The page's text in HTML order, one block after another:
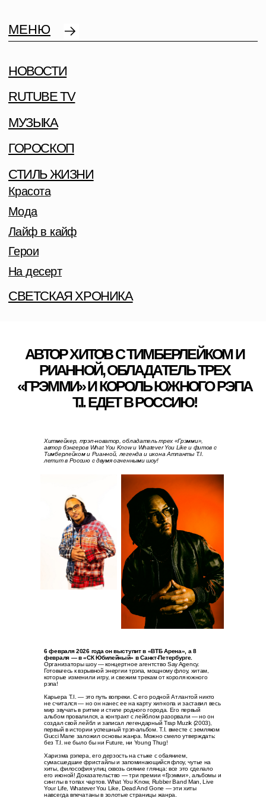
RUTUBE TV
СТИЛЬ ЖИЗНИ
Мода
Герои
На десерт
CВЕТСКАЯ ХРОНИКА
ГОРОСКОП
АВТОР ХИТОВ С ТИМБЕРЛЕЙКОМ И
«ГРЭММИ» И КОРОЛЬ ЮЖНОГО РЭПА
Хитмейкер, трэп-новатор, обладатель трех «Грэмми»,
автор бэнгеров What You Know и Whatever You Like и фитов с
Тимберлейком и Рианной, легенда и икона Атланты T.I.
летит в Россию с двумя огненными шоу!
6 февраля 2026 года он выступит в «ВТБ Арена», а 8
февраля — в «СК Юбилейный» в Санкт-Петербурге.
Организаторы шоу — концертное агентство Say Agency.
Готовьтесь к взрывной энергии трэпа, мощному флоу, хитам,
которые изменили игру, и свежим трекам от короля южного
рэпа!
Карьера T.I. — это путь вопреки. С его родной Атлантой никто
не считался — но он нанес ее на карту хип-хопа и заставил весь
мир звучать в ритме и стиле родного города. Его первый
альбом провалился, а контракт с лейблом разорвали — но он
создал свой лейбл и записал легендарный Trap Muzik (2003),
первый в истории успешный трэп-альбом. T.I. вместе с земляком
Gucci Mane заложил основы жанра. Можно смело утверждать:
без T.I. не было бы ни Future, ни Young Thug!
Харизма рэпера, его дерзость на стыке с обаянием,
сумасшедшие фристайлы и запоминающийся флоу, чутье на
хиты, философия улиц сквозь сияние глянца: все это сделало
его иконой! Доказательство — три премии «Грэмми», альбомы и
синглы в топах чартов. What You Know, Rubber Band Man, Live
Your Life, Whatever You Like, Dead And Gone — эти хиты
навсегда впечатаны в золотые страницы жанра.